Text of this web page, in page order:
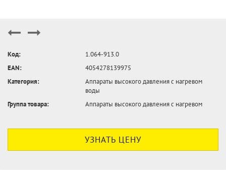
Код:
1.064-913.0
EAN:
4054278139975
Категория:
Аппараты высокого давления с нагревом
воды
Группа товара:
Аппараты высокого давления с нагревом
УЗНАТЬ ЦЕНУ